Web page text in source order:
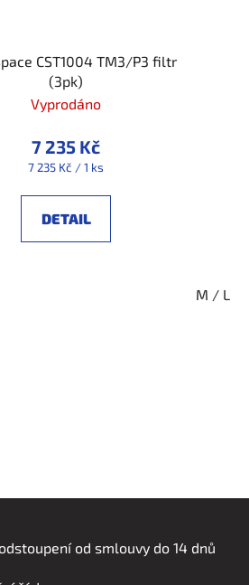
CST1004 TM3/P3 filtr
(3pk)
Vyprodáno
7 235 Kč
Měrná
7 235 Kč / 1 ks
DETAIL
M / L
od smlouvy do 14 dnů